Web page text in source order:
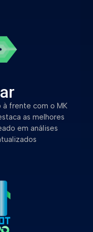
à frente com o MK
as melhores
em análises